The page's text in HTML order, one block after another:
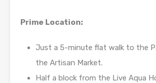
Prime Location:
Just a 5-minute flat walk to the
the Artisan Market.
Half a block from the Live Aqua